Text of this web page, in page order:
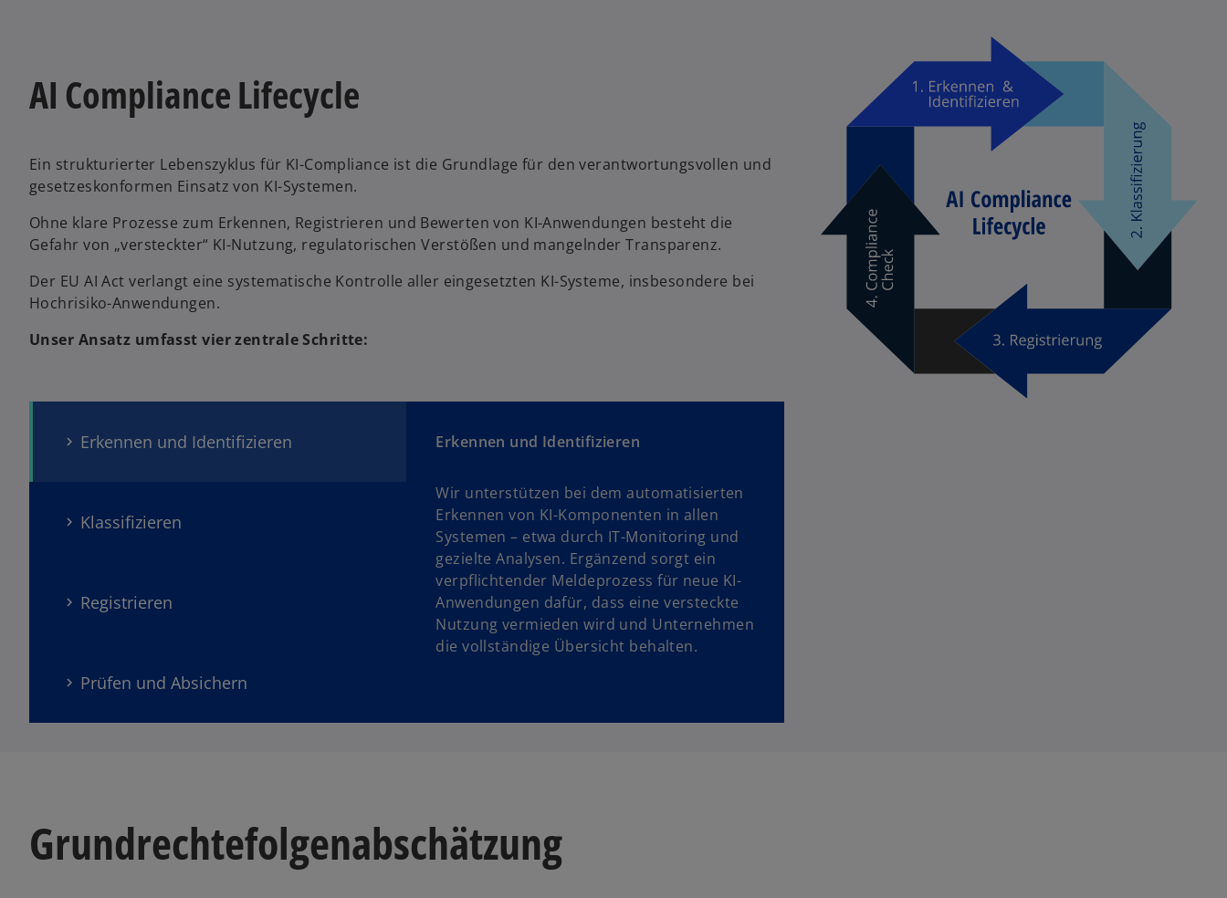
AI Compliance Lifecycle
Ein strukturierter Lebenszyklus für KI-Compliance ist die Grundlage für den verantwortungsvollen und
gesetzeskonformen Einsatz von KI-Systemen.
Ohne klare Prozesse zum Erkennen, Registrieren und Bewerten von KI-Anwendungen besteht die
Gefahr von „versteckter“ KI-Nutzung, regulatorischen Verstößen und mangelnder Transparenz.
Der EU AI Act verlangt eine systematische Kontrolle aller eingesetzten KI-Systeme, insbesondere bei
Hochrisiko-Anwendungen.
Unser Ansatz umfasst vier zentrale Schritte:
Erkennen und Identifizieren
Klassifizieren
Registrieren
Prüfen und Absichern
Erkennen und Identifizieren
Wir unterstützen bei dem automatisierten
Erkennen von KI-Komponenten in allen
Systemen – etwa durch IT-Monitoring und
gezielte Analysen. Ergänzend sorgt ein
verpflichtender Meldeprozess für neue KI-
Anwendungen dafür, dass eine versteckte
Nutzung vermieden wird und Unternehmen
die vollständige Übersicht behalten.
Grundrechtefolgenabschätzung